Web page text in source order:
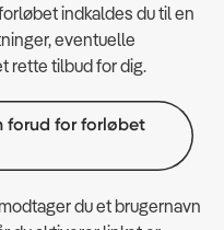
indkaldes du til en
eventuelle
rette tilbud for dig.
forud for forløbet
du et brugernavn